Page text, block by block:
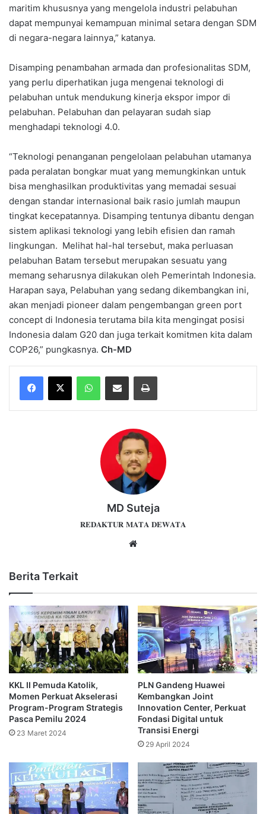
maritim khususnya yang mengelola industri pelabuhan
dapat mempunyai kemampuan minimal setara dengan SDM
di negara-negara lainnya,” katanya.
Disamping penambahan armada dan profesionalitas SDM,
yang perlu diperhatikan juga mengenai teknologi di
pelabuhan untuk mendukung kinerja ekspor impor di
pelabuhan. Pelabuhan dan pelayaran sudah siap
menghadapi teknologi 4.0.
“Teknologi penanganan pengelolaan pelabuhan utamanya
pada peralatan bongkar muat yang memungkinkan untuk
bisa menghasilkan produktivitas yang memadai sesuai
dengan standar internasional baik rasio jumlah maupun
tingkat kecepatannya. Disamping tentunya dibantu dengan
sistem aplikasi teknologi yang lebih efisien dan ramah
lingkungan. Melihat hal-hal tersebut, maka perluasan
pelabuhan Batam tersebut merupakan sesuatu yang
memang seharusnya dilakukan oleh Pemerintah Indonesia.
Harapan saya, Pelabuhan yang sedang dikembangkan ini,
akan menjadi pioneer dalam pengembangan green port
concept di Indonesia terutama bila kita mengingat posisi
Indonesia dalam G20 dan juga terkait komitmen kita dalam
COP26,” pungkasnya. Ch-MD
WhatsAppShare via Email Print
MD Suteja
𝐑𝐄𝐃𝐀𝐊𝐓𝐔𝐑 𝐌𝐀𝐓𝐀 𝐃𝐄𝐖𝐀𝐓𝐀
Berita Terkait
KKL II Pemuda Katolik,
Momen Perkuat Akselerasi
Program-Program Strategis
Pasca Pemilu 2024
23 Maret 2024
PLN Gandeng Huawei
Kembangkan Joint
Innovation Center, Perkuat
Fondasi Digital untuk
Transisi Energi
29 April 2024